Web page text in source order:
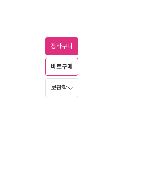
장바구니
바로구매
보관함